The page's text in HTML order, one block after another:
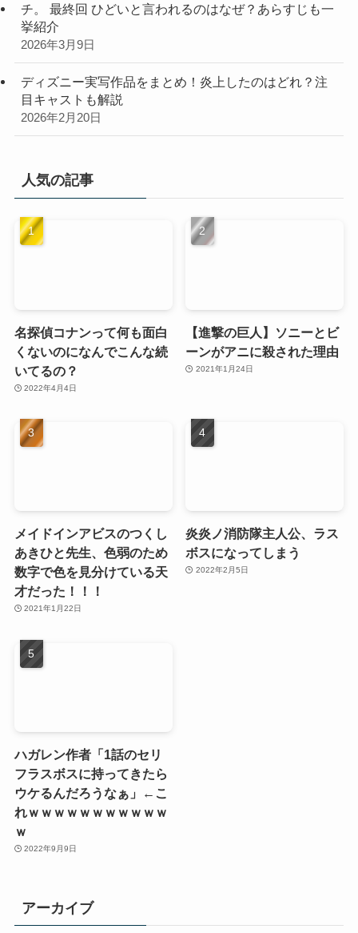
チ。 最終回 ひどいと言われるのはなぜ？あらすじも一
挙紹介
2026年3月9日
ディズニー実写作品をまとめ！炎上したのはどれ？注
目キャストも解説
2026年2月20日
人気の記事
名探偵コナンって何も面白
くないのになんでこんな続
いてるの？
2022年4月4日
【進撃の巨人】ソニーとビ
ーンがアニに殺された理由
2021年1月24日
メイドインアビスのつくし
あきひと先生、色弱のため
数字で色を見分けている天
才だった！！！
2021年1月22日
炎炎ノ消防隊主人公、ラス
ボスになってしまう
2022年2月5日
ハガレン作者「1話のセリ
フラスボスに持ってきたら
ウケるんだろうなぁ」←こ
れｗｗｗｗｗｗｗｗｗｗｗ
ｗ
2022年9月9日
アーカイブ